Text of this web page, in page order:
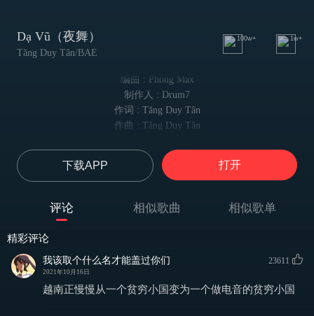
Dạ Vũ（夜舞）
Tăng Duy Tân/BAE
100w+ 1w+
编曲 : Phong Max
制作人 : Drum7
作词 : Tăng Duy Tân
作曲 : Tăng Duy Tân
当夜幕降临
Mưa vừa tuôn ở trên mái hiên
她还在喝
nỗi đau như kéo em xuống
Nơi vực sâu tận cùng trái tim khô cằn sỏi đá
下载APP 打开
评论 相似歌曲 相似歌单
精彩评论
我该取个什么名才能盖过你们
2021年10月16日
23611
越南正慢慢从一个贫穷小国变为一个做电音的贫穷小国